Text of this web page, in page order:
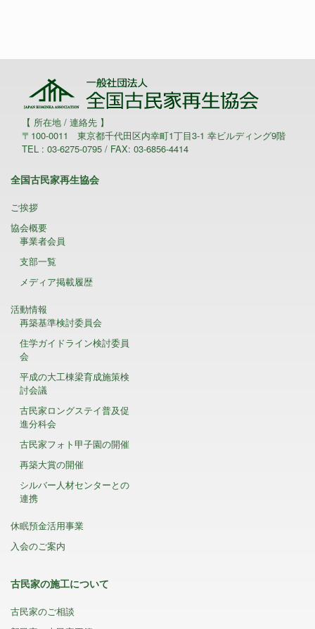
【 所在地 / 連絡先 】
〒100-0011 東京都千代田区内幸町1丁目3-1 幸ビルディング9階
TEL : 03-6275-0795 / FAX: 03-6856-4414
全国古民家再生協会
ご挨拶
協会概要
事業者会員
支部一覧
メディア掲載履歴
活動情報
再築基準検討委員会
住学ガイドライン検討委員
会
平成の大工棟梁育成施策検
討会議
古民家ロングステイ普及促
進分科会
古民家フォト甲子園の開催
再築大賞の開催
シルバー人材センターとの
連携
休眠預金活用事業
入会のご案内
古民家の施工について
古民家のご相談